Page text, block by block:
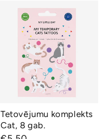
Tetovējumu
komplekts Cat, 8
gab.
Ātrs skats
Tetovējumu komplekts
Cat, 8 gab.